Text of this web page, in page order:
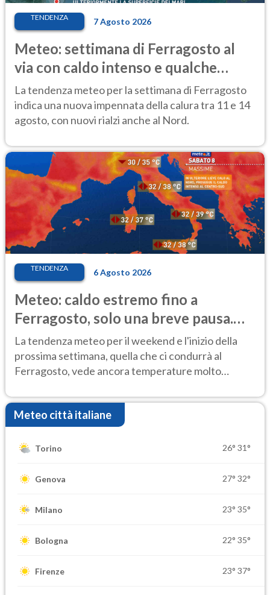
TENDENZA 7 Agosto 2026
Meteo: settimana di Ferragosto al
via con caldo intenso e qualche
temporale
La tendenza meteo per la settimana di Ferragosto
indica una nuova impennata della calura tra 11 e 14
agosto, con nuovi rialzi anche al Nord.
TENDENZA 6 Agosto 2026
Meteo: caldo estremo fino a
Ferragosto, solo una breve pausa.
Ecco dove
La tendenza meteo per il weekend e l'inizio della
prossima settimana, quella che ci condurrà al
Ferragosto, vede ancora temperature molto
Meteo città italiane
Torino 26° 31°
Genova 27° 32°
Milano 23° 35°
Bologna 22° 35°
Firenze 23° 37°